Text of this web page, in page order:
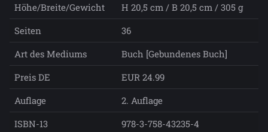
Höhe/Breite/Gewicht
H 20,5 cm / B 20,5 cm / 305 g
Seiten
36
Art des Mediums
Buch [Gebundenes Buch]
Preis DE
EUR 24.99
Auflage
2. Auflage
ISBN-13
978-3-758-43235-4